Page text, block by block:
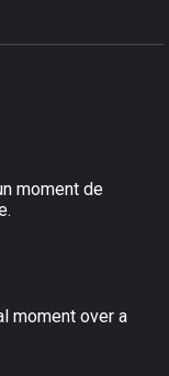
moment de
.
moment over a